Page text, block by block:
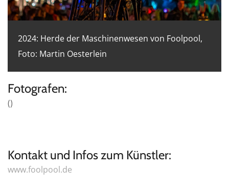
2024: Herde der Maschinenwesen von Foolpool,
Foto: Martin Oesterlein
Fotografen:
()
Kontakt und Infos zum Künstler:
www.foolpool.de